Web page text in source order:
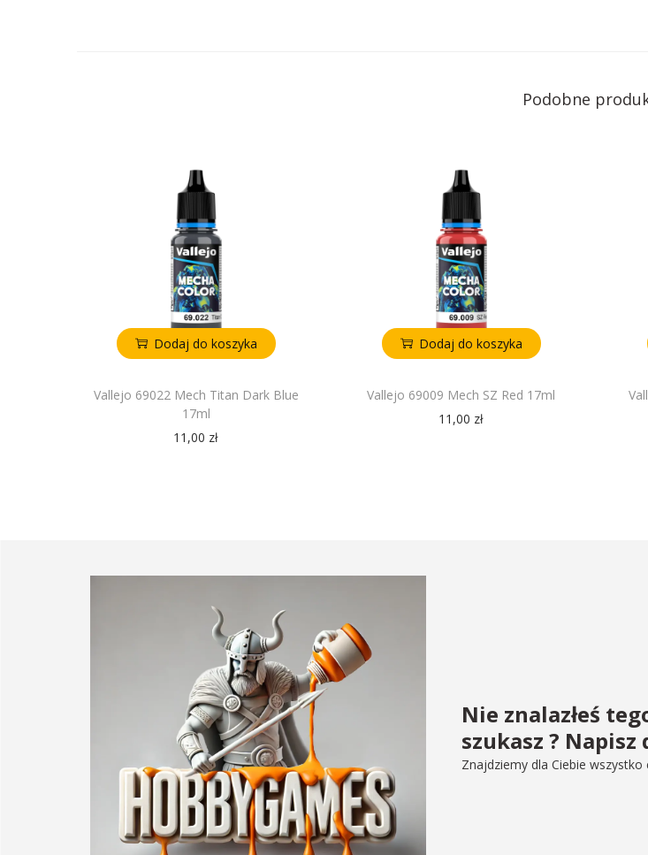
Podobne
Dodaj do koszyka
Vallejo 69022 Mech Titan Dark Blue
17ml
11,00 zł
Dodaj do koszyka
Vallejo 69009 Mech SZ Red 17ml
11,00 zł
Nie znalazłeś
szukasz ? Napisz
Znajdziemy dla Ciebie